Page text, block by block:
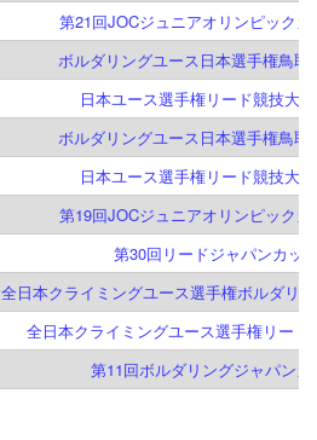
第21回JOCジュニアオリンピックカ
ボルダリングユース日本選手権鳥取
日本ユース選手権リード競技大
ボルダリングユース日本選手権鳥取
日本ユース選手権リード競技大
第19回JOCジュニアオリンピックカ
第30回リードジャパンカッ
全日本クライミングユース選手権ボルダリ
全日本クライミングユース選手権リード
第11回ボルダリングジャパンカ